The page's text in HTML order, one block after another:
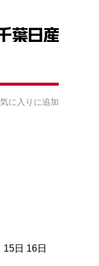
に入りに追加
日 16日